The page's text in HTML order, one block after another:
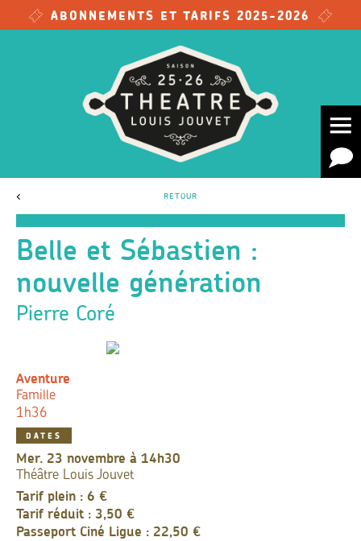
Skip to main content
ABONNEMENTS ET TARIFS 2025-2026
< RETOUR
Belle et Sébastien :
nouvelle génération
Pierre Coré
Aventure
Famille
1h36
DATES
mer. 23 novembre à 14h30
Théâtre Louis Jouvet
Tarif plein : 6 €
Tarif réduit : 3,50 €
Passeport Ciné Ligue : 22,50 €